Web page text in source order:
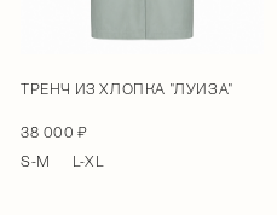
ТРЕНЧ ИЗ ХЛОПКА "ЛУИЗА"
38 000 ₽
S-M
L-XL